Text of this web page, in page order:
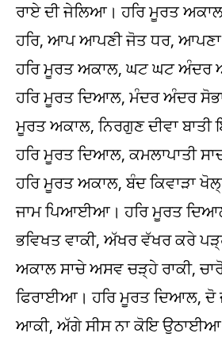
ਰਾਏ ਦੀ ਜੇਲਿਆ। ਹਰਿ ਮੂਰਤ
ਹਰਿ, ਆਪ ਆਪਣੀ ਜੋਤ ਧਰ,
ਹਰਿ ਮੂਰਤ ਅਕਾਲ, ਘਟ ਘਟ
ਹਰਿ ਮੂਰਤ ਦਿਆਲ, ਮੰਦਰ ਅੰਦਰ
ਮੂਰਤ ਅਕਾਲ, ਨਿਰਗੁਣ ਦੀਵਾ
ਹਰਿ ਮੂਰਤ ਦਿਆਲ, ਕਮਲਾਪਾਤੀ
ਹਰਿ ਮੂਰਤ ਅਕਾਲ, ਬੰਦ ਕਿਵਾੜਾ
ਜਾਮ ਪਿਆਈਆ। ਹਰਿ ਮੂਰਤ
ਭਵਿਖਤ ਵਾਕੀ, ਅੱਖਰ ਵੱਖਰ ਕਰੇ
ਅਕਾਲ ਸਾਚੇ ਅਸਵ ਚੜ੍ਹੇ ਰਾਕੀ,
ਫਿਰਾਈਆ। ਹਰਿ ਮੂਰਤ ਦਿਆਲ, ਦੋ
ਆਕੀ, ਅੱਗੇ ਸੀਸ ਨਾ ਕੋਇ